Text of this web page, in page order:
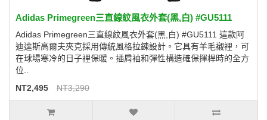
Adidas Primegreen三直線紋風衣外套(黑,白) #GU5111
Adidas Primegreen三直線紋風衣外套(黑,白) #GU5111 這款阿
迪達斯高爾夫夾克採用傳統風格拉鍊設計。它具有羊毛襯裡，可
在球場寒冷的日子裡保暖。插肩袖和彈性構造確保揮桿時的全方
位..
NT2,495
NT3,290